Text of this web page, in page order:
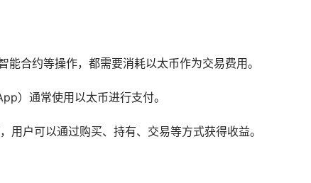
能合约等操作，都需要消耗以太币作为交易费用。
）通常使用以太币进行支付。
用户可以通过购买、持有、交易等方式获得收益。